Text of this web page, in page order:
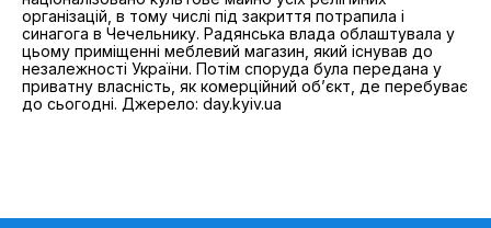
організацій, в тому числі під закриття потрапила і
синагога в Чечельнику. Радянська влада облаштувала у
цьому приміщенні меблевий магазин, який існував до
незалежності України. Потім споруда була передана у
приватну власність, як комерційний об’єкт, де перебуває
до сьогодні. Джерело: day.kyiv.ua